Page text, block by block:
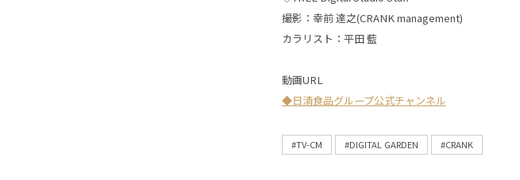
撮影：幸前 達之(CRANK management)
カラリスト：平田 藍
動画URL
◆日清食品グループ公式チャンネル
#TV-CM #DIGITAL GARDEN #CRANK